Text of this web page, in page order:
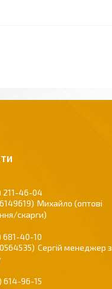
211-46-04
Михайло (оптові
скарги)
681-40-10
Сергій менеджер з
614-96-15